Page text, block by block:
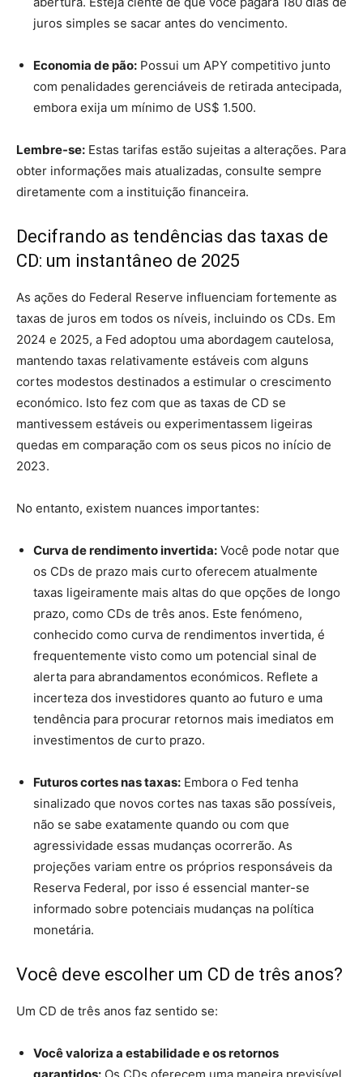
juros simples se sacar antes do vencimento.
Economia de pão: Possui um APY competitivo junto
com penalidades gerenciáveis ​​​​de retirada antecipada,
embora exija um mínimo de US$ 1.500.
Lembre-se: Estas tarifas estão sujeitas a alterações. Para
obter informações mais atualizadas, consulte sempre
diretamente com a instituição financeira.
Decifrando as tendências das taxas de
CD: um instantâneo de 2025
As ações do Federal Reserve influenciam fortemente as
taxas de juros em todos os níveis, incluindo os CDs. Em
2024 e 2025, a Fed adoptou uma abordagem cautelosa,
mantendo taxas relativamente estáveis ​​com alguns
cortes modestos destinados a estimular o crescimento
económico. Isto fez com que as taxas de CD se
mantivessem estáveis ou experimentassem ligeiras
quedas em comparação com os seus picos no início de
2023.
No entanto, existem nuances importantes:
Curva de rendimento invertida: Você pode notar que
os CDs de prazo mais curto oferecem atualmente
taxas ligeiramente mais altas do que opções de longo
prazo, como CDs de três anos. Este fenómeno,
conhecido como curva de rendimentos invertida, é
frequentemente visto como um potencial sinal de
alerta para abrandamentos económicos. Reflete a
incerteza dos investidores quanto ao futuro e uma
tendência para procurar retornos mais imediatos em
investimentos de curto prazo.
Futuros cortes nas taxas: Embora o Fed tenha
sinalizado que novos cortes nas taxas são possíveis,
não se sabe exatamente quando ou com que
agressividade essas mudanças ocorrerão. As
projeções variam entre os próprios responsáveis ​​da
Reserva Federal, por isso é essencial manter-se
informado sobre potenciais mudanças na política
monetária.
Você deve escolher um CD de três anos?
Um CD de três anos faz sentido se:
Você valoriza a estabilidade e os retornos